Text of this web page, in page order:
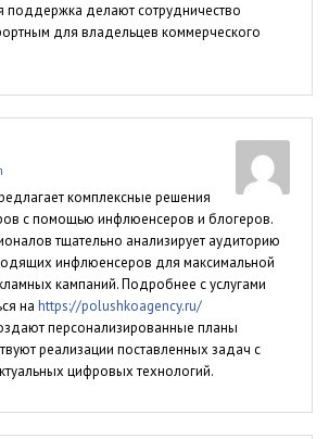
поддержка делают сотрудничество
для владельцев коммерческого
комплексные решения
с помощью инфлюенсеров и блогеров.
тщательно анализирует аудиторию
инфлюенсеров для максимальной
кампаний. Подробнее с услугами
на https://polushkoagency.ru/
персонализированные планы
реализации поставленных задач с
цифровых технологий.